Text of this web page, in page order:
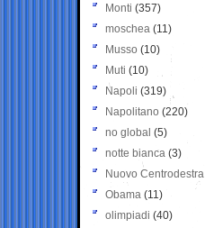
Monti (357)
moschea (11)
Musso (10)
Muti (10)
Napoli (319)
Napolitano (220)
no global (5)
notte bianca (3)
Nuovo Centrodestra
Obama (11)
olimpiadi (40)